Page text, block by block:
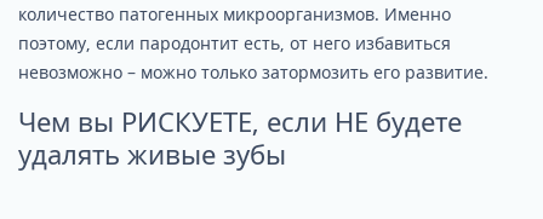
количество патогенных микроорганизмов. Именно
поэтому, если пародонтит есть, от него избавиться
невозможно – можно только затормозить его развитие.
Чем вы РИСКУЕТЕ, если НЕ будете
удалять живые зубы